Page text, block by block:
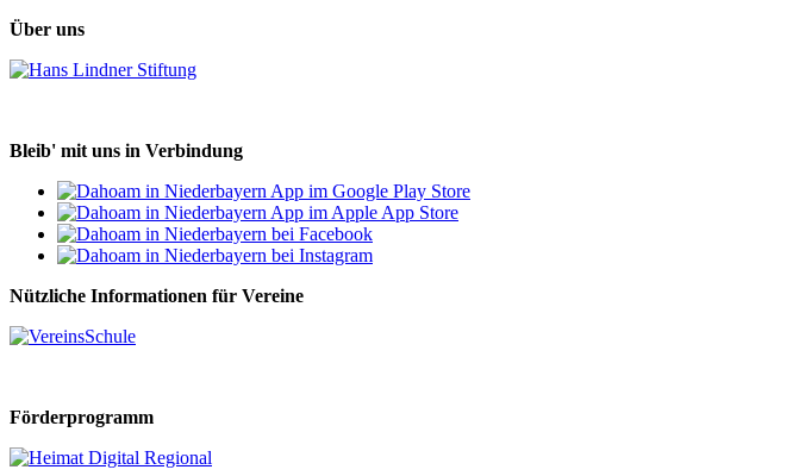
Über uns
Bleib' mit uns in Verbindung
Nützliche Informationen für Vereine
Förderprogramm